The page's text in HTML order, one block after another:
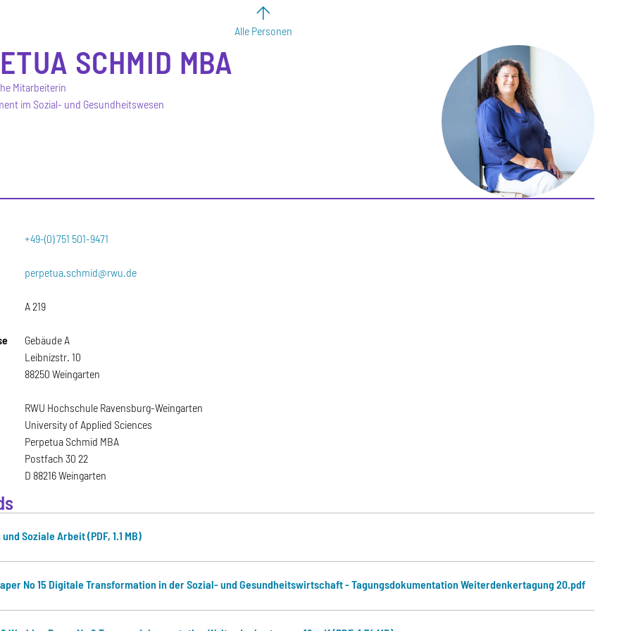
Alle Personen
SCHMID MBA
Mitarbeiterin
im Sozial- und Gesundheitswesen
+49-(0) 751 501-9471
perpetua.schmid@rwu.de
A 219
Gebäude A
Leibnizstr. 10
88250 Weingarten
RWU Hochschule Ravensburg-Weingarten
University of Applied Sciences
Perpetua Schmid MBA
Postfach 30 22
D 88216 Weingarten
Soziale Arbeit (PDF, 1.1 MB)
No 15 Digitale Transformation in der Sozial- und Gesundheitswirtschaft - Tagungsdokumentation Weiterdenkertagung 20.pdf